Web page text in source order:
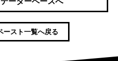
ースト一覧へ戻る